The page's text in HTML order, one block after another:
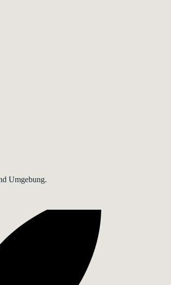
Umgebung.